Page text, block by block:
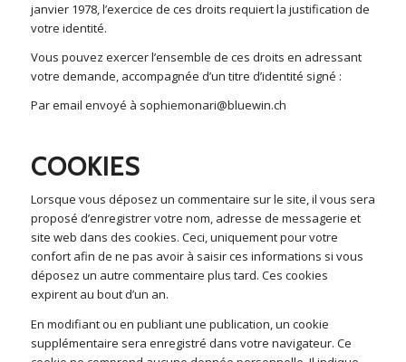
janvier 1978, l’exercice de ces droits requiert la justification de
votre identité.
Vous pouvez exercer l’ensemble de ces droits en adressant
votre demande, accompagnée d’un titre d’identité signé :
Par email envoyé à sophiemonari@bluewin.ch
COOKIES
Lorsque vous déposez un commentaire sur le site, il vous sera
proposé d’enregistrer votre nom, adresse de messagerie et
site web dans des cookies. Ceci, uniquement pour votre
confort afin de ne pas avoir à saisir ces informations si vous
déposez un autre commentaire plus tard. Ces cookies
expirent au bout d’un an.
En modifiant ou en publiant une publication, un cookie
supplémentaire sera enregistré dans votre navigateur. Ce